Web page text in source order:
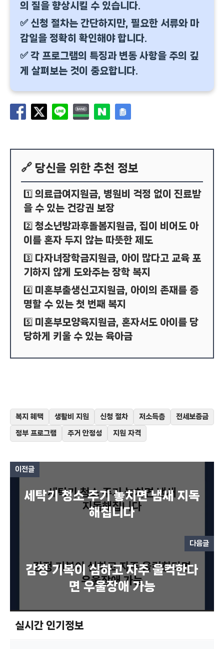
의 질을 향상시킬 수 있습니다.
✅ 신청 절차는 간단하지만, 필요한 서류와 마
감일을 정확히 확인해야 합니다.
✅ 각 프로그램의 특징과 변동 사항을 주의 깊
게 살펴보는 것이 중요합니다.
🔗 당신을 위한 추천 정보
1️⃣ 의료급여지원금, 병원비 걱정 없이 진료받
을 수 있는 건강권 보장
2️⃣ 청소년방과후돌봄지원금, 집이 비어도 아
이를 혼자 두지 않는 따뜻한 제도
3️⃣ 다자녀장학금지원금, 아이 많다고 교육 포
기하지 않게 도와주는 장학 복지
4️⃣ 미혼부출생신고지원금, 아이의 존재를 증
명할 수 있는 첫 번째 복지
5️⃣ 미혼부모양육지원금, 혼자서도 아이를 당
당하게 키울 수 있는 육아금
복지 혜택 생활비 지원 신청 절차 저소득층 전세보증금
정부 프로그램 주거 안정성 지원 자격
이전글
세탁기 청소 주기 놓치면 냄새 지독
해집니다
다음글
감정 기복이 심하고 자주 울컥한다
면 우울장애 가능
실시간 인기정보